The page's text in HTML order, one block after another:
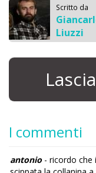
Scritto da
Liuzzi
I commenti
antonio- ricordo che